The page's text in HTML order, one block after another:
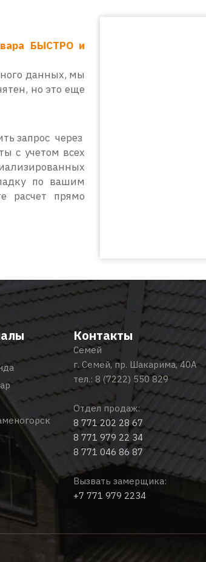
БЫСТРО и
данных, мы
но это еще
запрос через
с учетом всех
по вашим
расчет прямо
Контакты
Семей
г. Семей, пр. Шакарима, 40А
тел.: 8 (7222) 550 829
Отдел продаж:
8 771 202 28 67
8 771 979 22 34
8 771 046 86 87
Вызвать замерщика:
+7 771 979 2234